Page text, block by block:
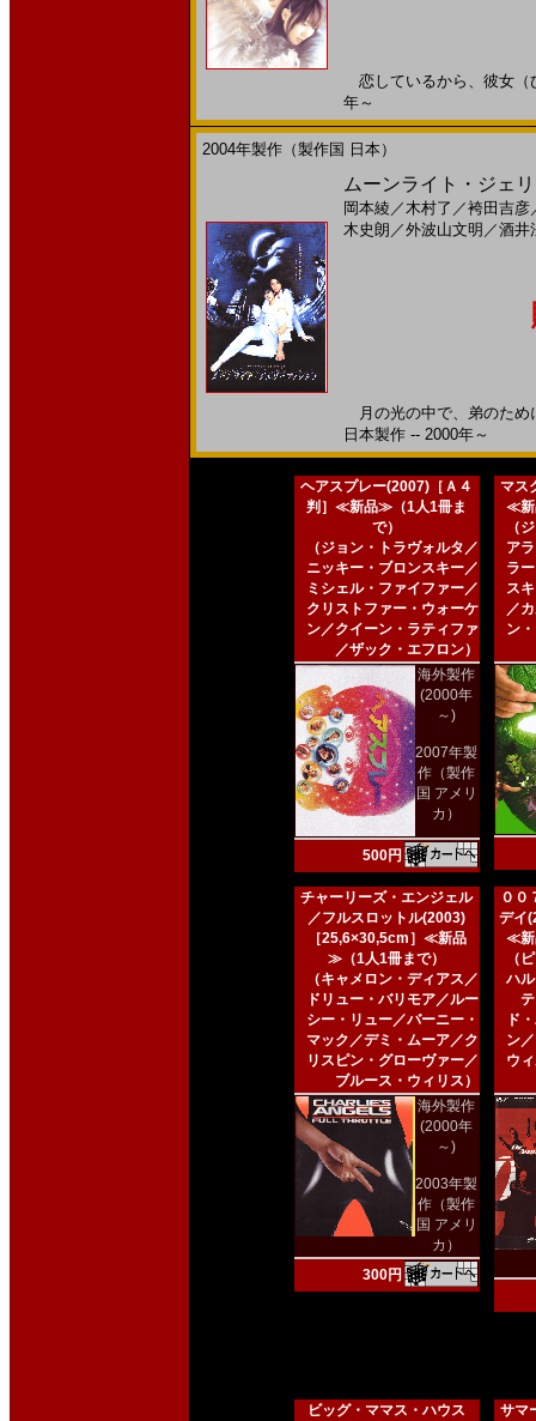
恋しているから、彼女
年～
2004年製作（製作国 日本）
ムーンライト・ジェ
岡本綾／木村了 ／袴田吉彦
木史朗 ／外波山文明 ／酒井
月の光の中で、弟のた
日本製作 -- 2000年～
ヘアスプレー(2007)［Ａ４
判］≪新品≫（1人1冊ま
で）
（ジョン・トラヴォルタ／
ニッキー・ブロンスキー／
ミシェル・ファイファー／
クリストファー・ウォーケ
ン／クイーン・ラティファ
／ザック・エフロン）
海外製作
(2000年
～)
2007年製
作（製作
国 アメリ
カ）
500円
マス
≪新
（
ア
ラ
ス
／
ン
チャーリーズ・エンジェル
／フルスロットル(2003)
［25,6×30,5cm］≪新品
≫（1人1冊まで）
（キャメロン・ディアス／
ドリュー・バリモア／ルー
シー・リュー／バーニー・
マック／デミ・ムーア／ク
リスピン・グローヴァー／
ブルース・ウィリス）
海外製作
(2000年
～)
2003年製
作（製作
国 アメリ
カ）
300円
００
デイ
≪新
（
ハ
ド
ン
ウ
ビッグ・ママス・ハウス
サマ